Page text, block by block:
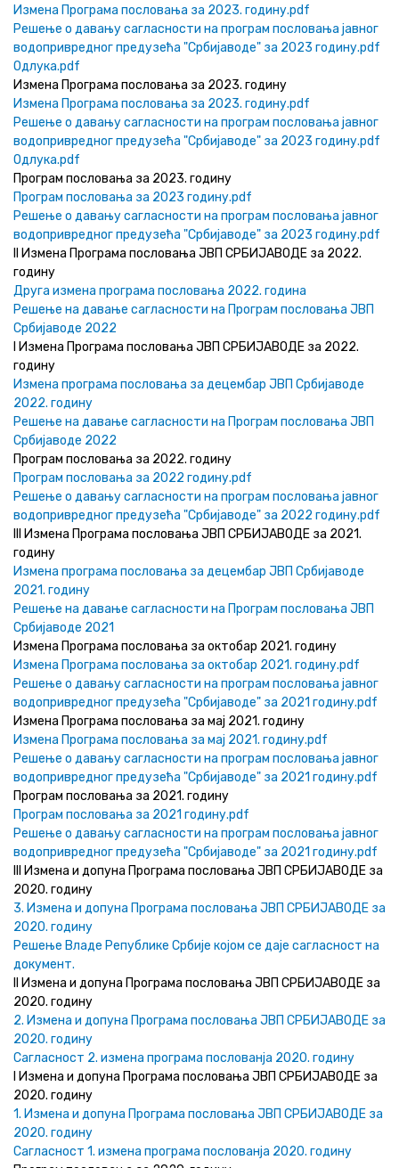
Измена Програма пословања за 2023. годину.pdf
Решење о давању сагласности на програм пословања јавног
водопривредног предузећа "Србијаводе" за 2023 годину.pdf
Одлука.pdf
Измена Програма пословања за 2023. годину
Измена Програма пословања за 2023. годину.pdf
Решење о давању сагласности на програм пословања јавног
водопривредног предузећа "Србијаводе" за 2023 годину.pdf
Одлука.pdf
Програм пословања за 2023. годину
Програм пословања за 2023 годину.pdf
Решење о давању сагласности на програм пословања јавног
водопривредног предузећа "Србијаводе" за 2023 годину.pdf
II Измена Програма пословања ЈВП СРБИЈАВОДЕ за 2022.
годину
Друга измена програма пословања 2022. година
Решење на давање сагласности на Програм пословања ЈВП
Србијаводе 2022
I Измена Програма пословања ЈВП СРБИЈАВОДЕ за 2022.
годину
Измена програма пословања за децембар ЈВП Србијаводе
2022. годину
Решење на давање сагласности на Програм пословања ЈВП
Србијаводе 2022
Програм пословања за 2022. годину
Програм пословања за 2022 годину.pdf
Решење о давању сагласности на програм пословања јавног
водопривредног предузећа "Србијаводе" за 2022 годину.pdf
III Измена Програма пословања ЈВП СРБИЈАВОДЕ за 2021.
годину
Измена програма пословања за децембар ЈВП Србијаводе
2021. годину
Решење на давање сагласности на Програм пословања ЈВП
Србијаводе 2021
Измена Програма пословања за октобар 2021. годину
Измена Програма пословања за октобар 2021. годину.pdf
Решење о давању сагласности на програм пословања јавног
водопривредног предузећа "Србијаводе" за 2021 годину.pdf
Измена Програма пословања за мај 2021. годину
Измена Програма пословања за мај 2021. годину.pdf
Решење о давању сагласности на програм пословања јавног
водопривредног предузећа "Србијаводе" за 2021 годину.pdf
Програм пословања за 2021. годину
Програм пословања за 2021 годину.pdf
Решење о давању сагласности на програм пословања јавног
водопривредног предузећа "Србијаводе" за 2021 годину.pdf
III Измена и допуна Програма пословања ЈВП СРБИЈАВОДЕ за
2020. годину
3. Измена и допуна Програма пословања ЈВП СРБИЈАВОДЕ за
2020. годину
Решење Владе Републике Србије којом се даје сагласност на
документ.
II Измена и допуна Програма пословања ЈВП СРБИЈАВОДЕ за
2020. годину
2. Измена и допуна Програма пословања ЈВП СРБИЈАВОДЕ за
2020. годину
Сагласност 2. измена програма послованја 2020. годину
I Измена и допуна Програма пословања ЈВП СРБИЈАВОДЕ за
2020. годину
1. Измена и допуна Програма пословања ЈВП СРБИЈАВОДЕ за
2020. годину
Сагласност 1. измена програма послованја 2020. годину